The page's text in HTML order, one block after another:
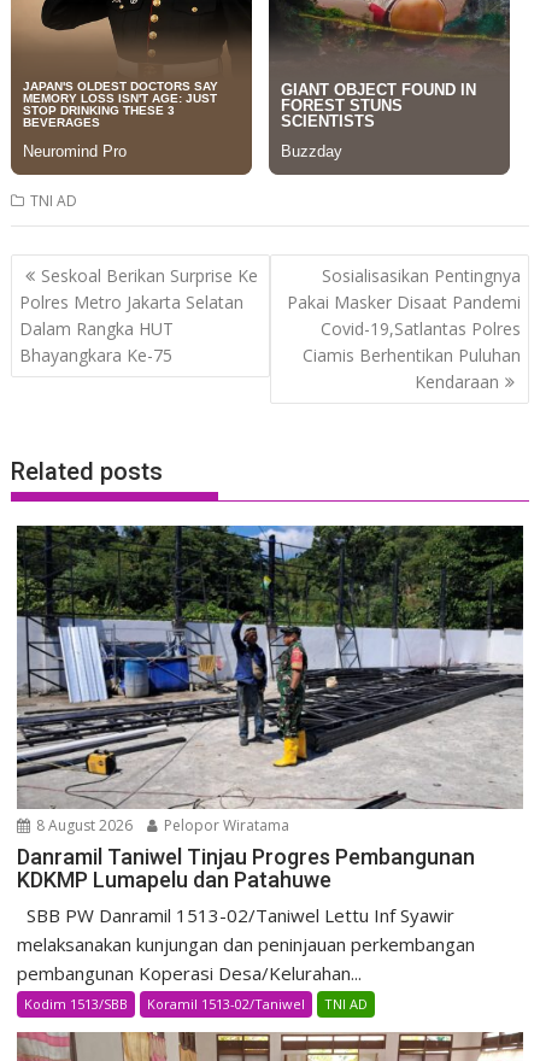
TNI AD
Post
navigation
Seskoal Berikan Surprise Ke
Polres Metro Jakarta Selatan
Dalam Rangka HUT
Bhayangkara Ke-75
Sosialisasikan Pentingnya
Pakai Masker Disaat Pandemi
Covid-19,Satlantas Polres
Ciamis Berhentikan Puluhan
Kendaraan
Related posts
8 August 2026 Pelopor Wiratama
Danramil Taniwel Tinjau Progres Pembangunan
KDKMP Lumapelu dan Patahuwe
SBB PW Danramil 1513-02/Taniwel Lettu Inf Syawir
melaksanakan kunjungan dan peninjauan perkembangan
pembangunan Koperasi Desa/Kelurahan...
Kodim 1513/SBB Koramil 1513-02/Taniwel TNI AD